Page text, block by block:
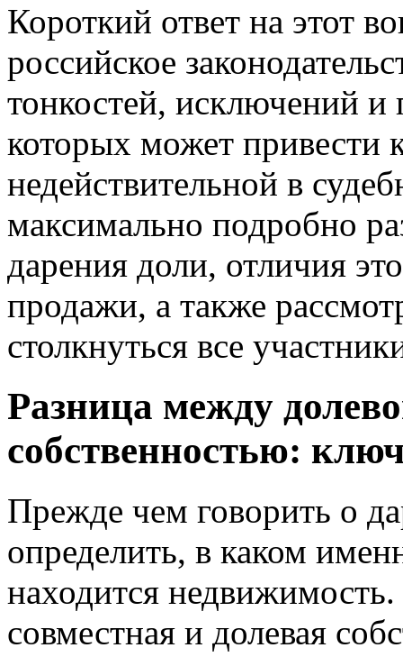
Короткий ответ на этот
российское
тонкостей, исключений
которых может привести
недействительной в
максимально подробно
дарения доли, отличия
продажи, а также
столкнуться все
Разница между
собственностью:
Прежде чем говорить о
определить, в каком
находится недвижимость.
совместная и долевая